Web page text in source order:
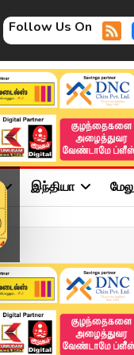
Follow Us On
இந்தியா